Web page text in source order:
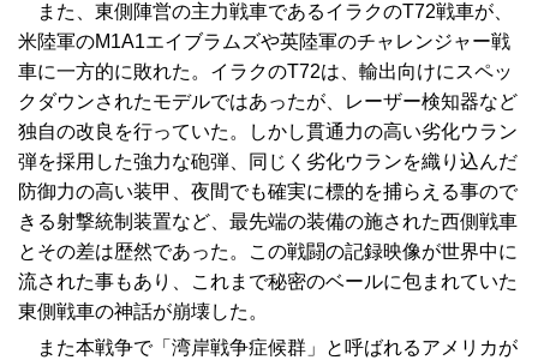
また、東側陣営の主力戦車であるイラクのT72戦車が、
米陸軍のM1A1エイブラムズや英陸軍のチャレンジャー戦
車に一方的に敗れた。イラクのT72は、輸出向けにスペッ
クダウンされたモデルではあったが、レーザー検知器など
独自の改良を行っていた。しかし貫通力の高い劣化ウラン
弾を採用した強力な砲弾、同じく劣化ウランを織り込んだ
防御力の高い装甲、夜間でも確実に標的を捕らえる事ので
きる射撃統制装置など、最先端の装備の施された西側戦車
とその差は歴然であった。この戦闘の記録映像が世界中に
流された事もあり、これまで秘密のベールに包まれていた
東側戦車の神話が崩壊した。
また本戦争で「湾岸戦争症候群」と呼ばれるアメリカが